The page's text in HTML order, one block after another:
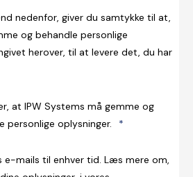
nedenfor, giver du samtykke til at,
og behandle personlige
herover, til at levere det, du har
at IPW Systems må gemme og
personlige oplysninger.
*
e-mails til enhver tid. Læs mere om,